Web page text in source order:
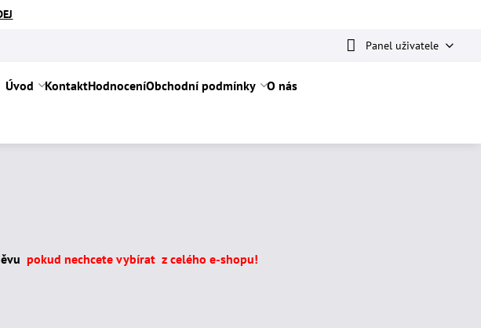
Panel uživatele
Úvod KontaktHodnoceníObchodní podmínky O nás
pokud nechcete vybírat z celého e-shopu!